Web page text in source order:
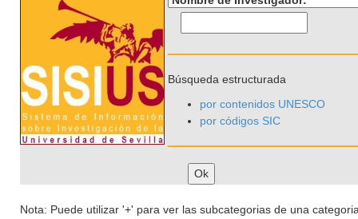
Búsqueda estructurada
por contenidos UNESCO
por códigos SIC
Nota: Puede utilizar '+' para ver las subcategorias de una